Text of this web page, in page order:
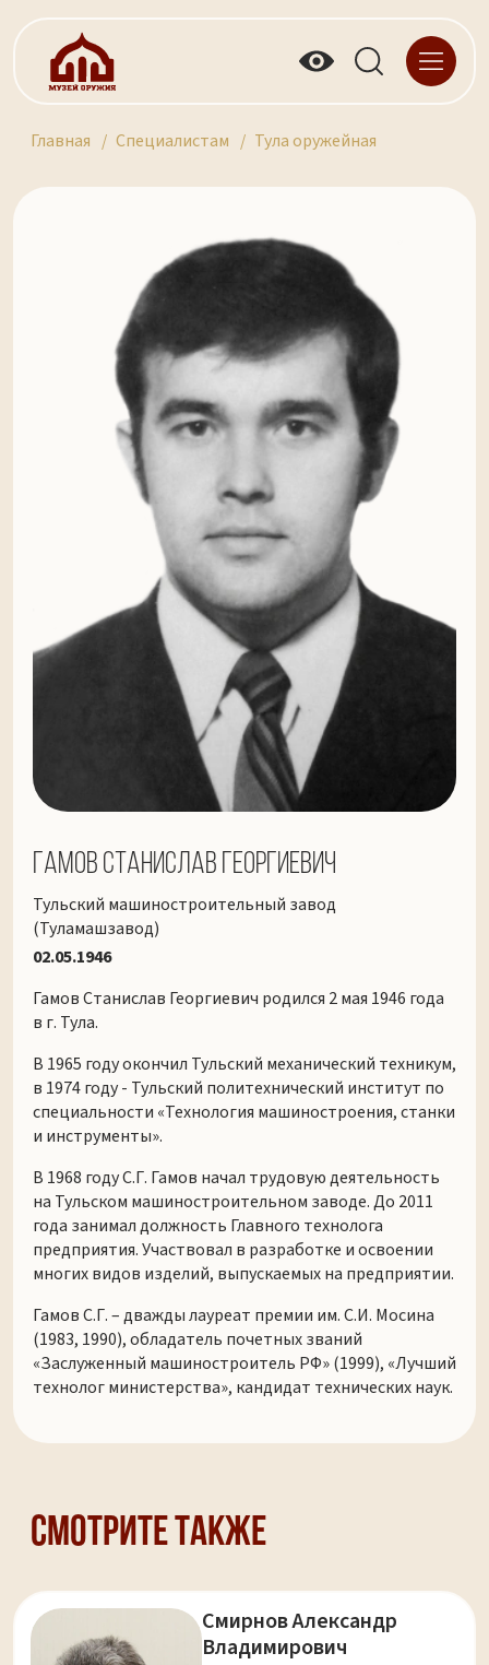
Главная Специалистам Тула оружейная
Гамов Станислав Георгиевич
Тульский машиностроительный завод
(Туламашзавод)
02.05.1946
Гамов Станислав Георгиевич родился 2 мая 1946 года
в г. Тула.
В 1965 году окончил Тульский механический техникум,
в 1974 году - Тульский политехнический институт по
специальности «Технология машиностроения, станки
и инструменты».
В 1968 году С.Г. Гамов начал трудовую деятельность
на Тульском машиностроительном заводе. До 2011
года занимал должность Главного технолога
предприятия. Участвовал в разработке и освоении
многих видов изделий, выпускаемых на предприятии.
Гамов С.Г. – дважды лауреат премии им. С.И. Мосина
(1983, 1990), обладатель почетных званий
«Заслуженный машиностроитель РФ» (1999), «Лучший
технолог министерства», кандидат технических наук.
Смотрите также
Смирнов Александр
Владимирович